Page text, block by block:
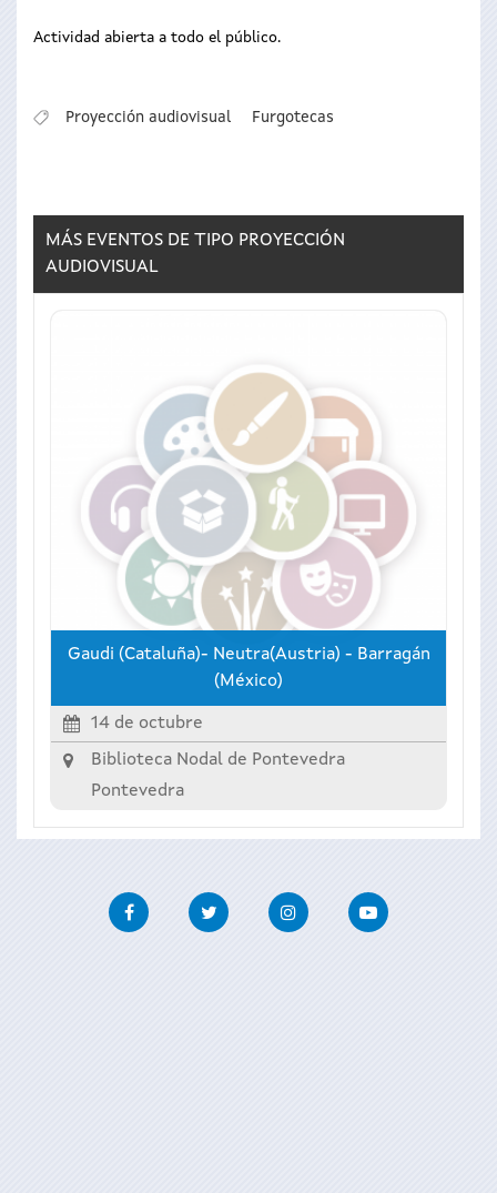
Actividad abierta a todo el público.
Proyección audiovisual Furgotecas
MÁS EVENTOS DE TIPO PROYECCIÓN
AUDIOVISUAL
Gaudi (Cataluña)- Neutra(Austria) - Barragán
(México)
14 de octubre
Biblioteca Nodal de Pontevedra
Pontevedra
FacebookTwitter InstagramYoutube